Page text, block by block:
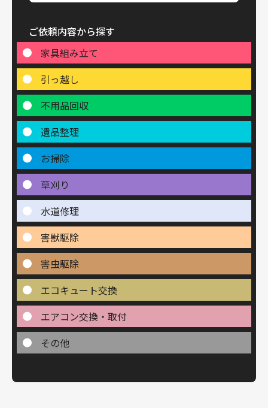
ご依頼内容から探す
家具組み立て
引っ越し
不用品回収
遺品整理
お掃除
草刈り
水道修理
害獣駆除
害虫駆除
エコキュート交換
エアコン交換・取付
その他